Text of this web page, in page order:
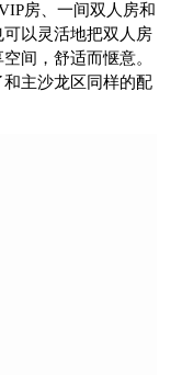
房、一间双人房和
以灵活地把双人房
间，舒适而惬意。
主沙龙区同样的配